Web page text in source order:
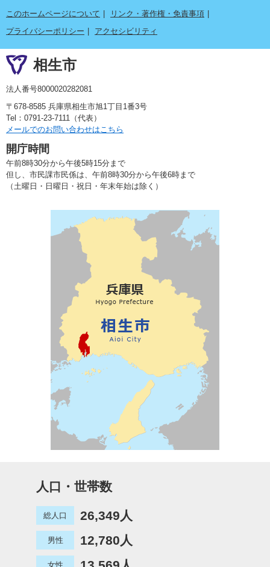
このホームページについて
リンク・著作権・免責事項
プライバシーポリシー
アクセシビリティ
相生市
法人番号8000020282081
〒678-8585 兵庫県相生市旭1丁目1番3号
Tel：0791-23-7111（代表）
メールでのお問い合わせはこちら
開庁時間
午前8時30分から午後5時15分まで
但し、市民課市民係は、午前8時30分から午後6時まで
（土曜日・日曜日・祝日・年末年始は除く）
人口・世帯数
総人口 26,349人
男性 12,780人
女性